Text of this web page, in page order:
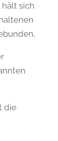
hält sich
die